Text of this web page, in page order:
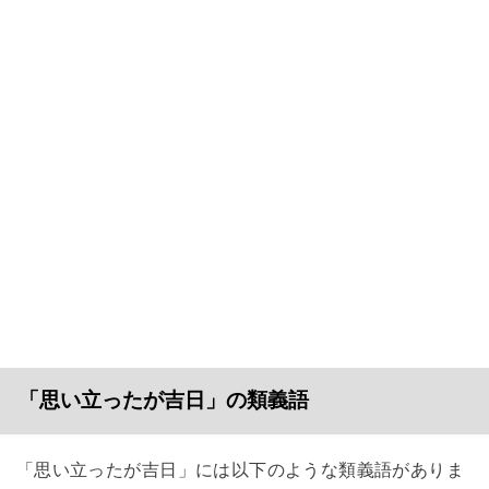
「思い立ったが吉日」の類義語
「思い立ったが吉日」には以下のような類義語がありま